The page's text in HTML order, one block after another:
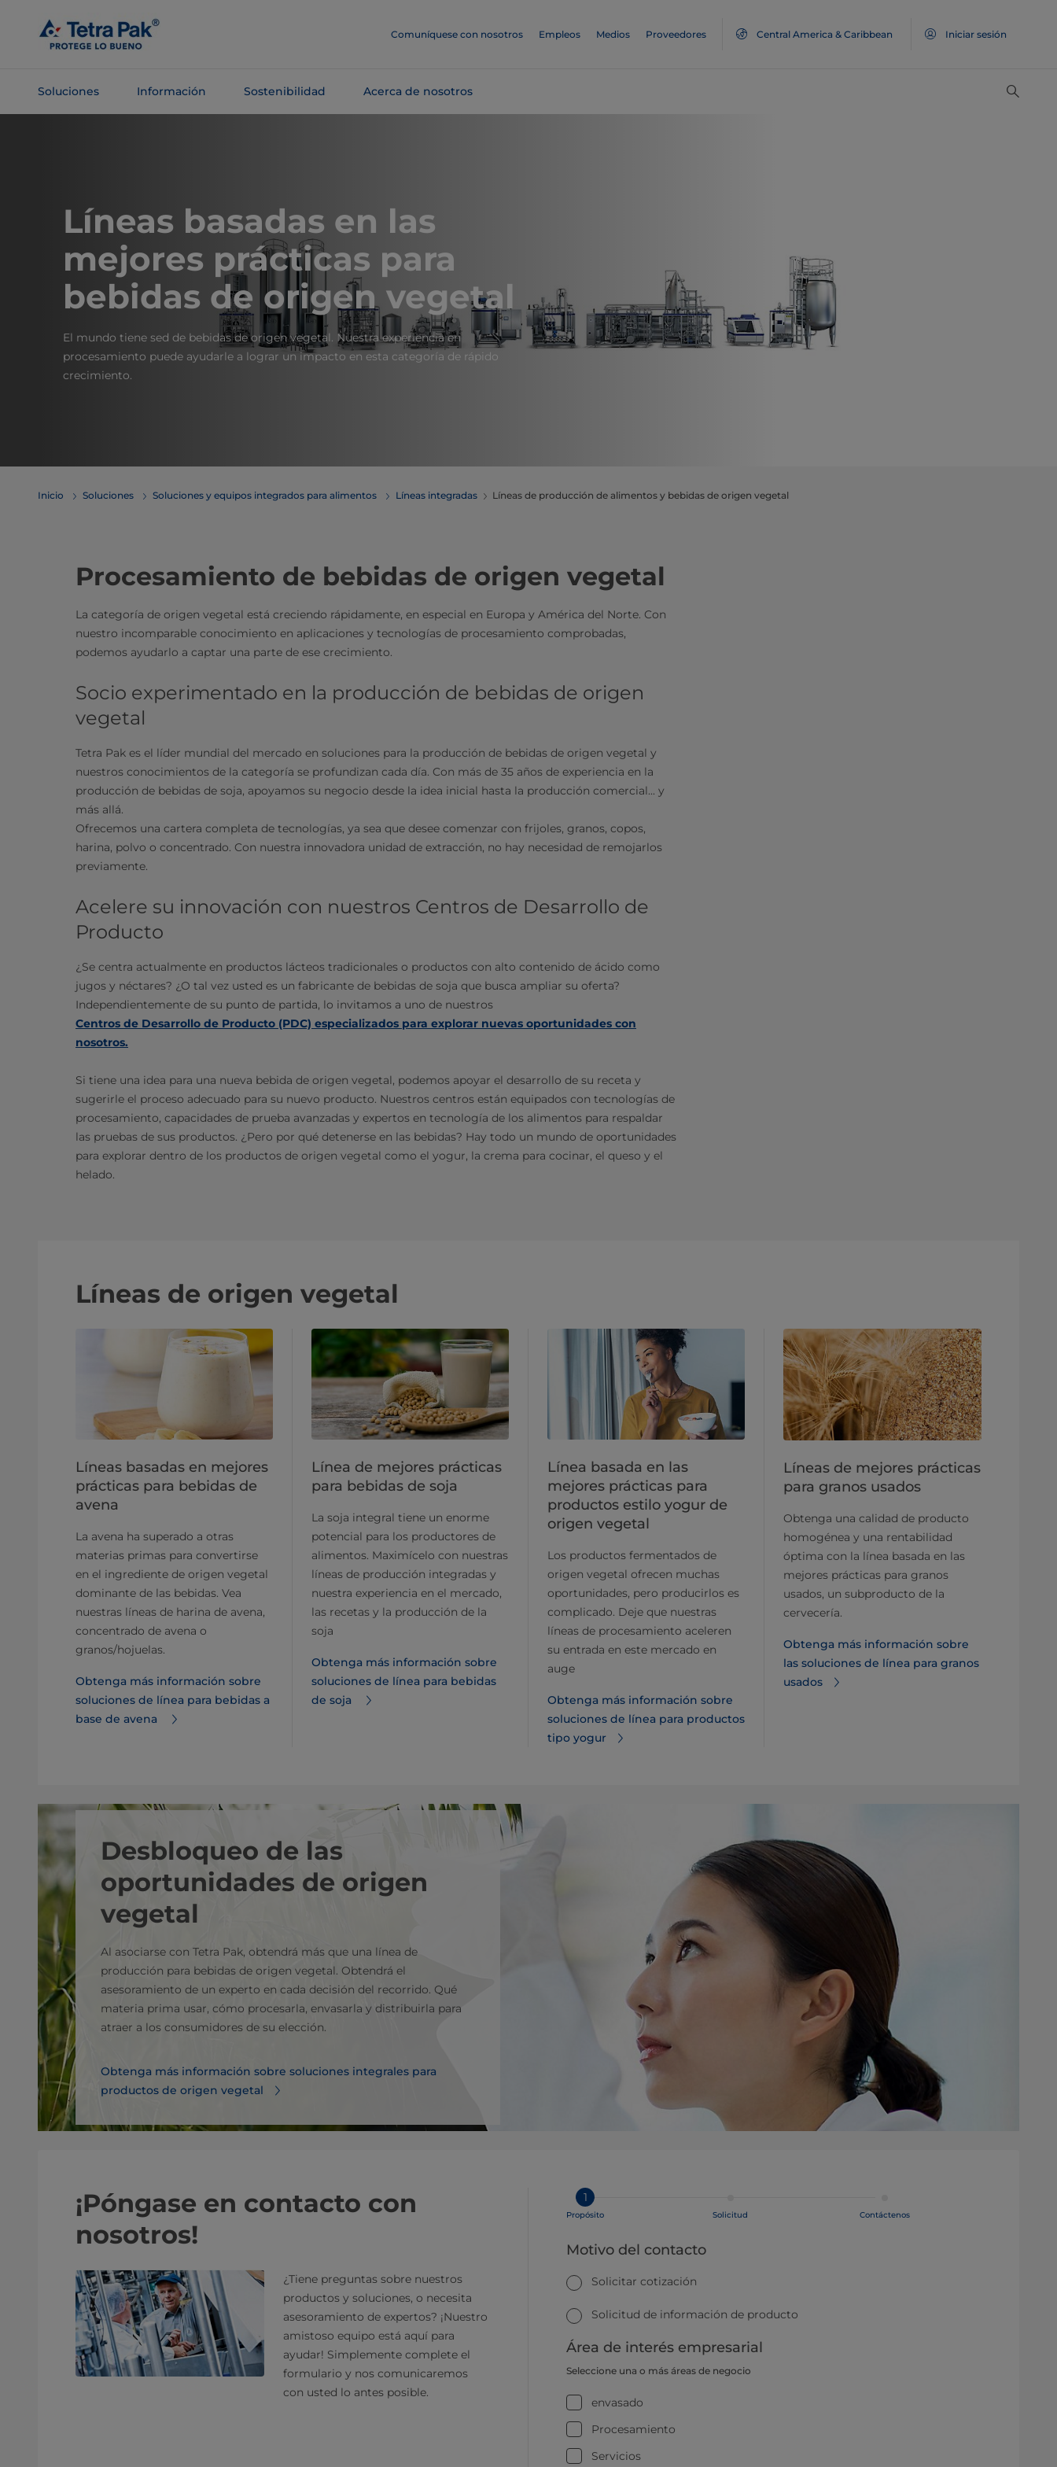
contenido
principal
Comuníquese con nosotros Empleos Medios Proveedores Central America & Caribbean Iniciar sesión
Soluciones Información Sostenibilidad Acerca de nosotros
Líneas basadas en las
mejores prácticas para
bebidas de origen vegetal
El mundo tiene sed de bebidas de origen vegetal. Nuestra experiencia en
procesamiento puede ayudarle a lograr un impacto en esta categoría de rápido
crecimiento.
Inicio Soluciones Soluciones y equipos integrados para alimentos Líneas integradas Líneas de producción de alimentos y bebidas de origen vegetal
Procesamiento de bebidas de origen vegetal
La categoría de origen vegetal está creciendo rápidamente, en especial en Europa y América del Norte. Con
nuestro incomparable conocimiento en aplicaciones y tecnologías de procesamiento comprobadas,
podemos ayudarlo a captar una parte de ese crecimiento.​​
Socio experimentado en la producción de bebidas de origen
vegetal
Tetra Pak es el líder mundial del mercado en soluciones para la producción de bebidas de origen vegetal y
nuestros conocimientos de la categoría se profundizan cada día. Con más de 35 años de experiencia en la
producción de bebidas de soja, apoyamos su negocio desde la idea inicial hasta la producción comercial... y
más allá.
Ofrecemos una cartera completa de tecnologías, ya sea que desee comenzar con frijoles, granos, copos,
harina, polvo o concentrado. Con nuestra innovadora unidad de extracción, no hay necesidad de remojarlos
previamente.
Acelere su innovación con nuestros Centros de Desarrollo de
Producto
¿Se centra actualmente en productos lácteos tradicionales o productos con alto contenido de ácido como
jugos y néctares? ¿O tal vez usted es un fabricante de bebidas de soja que busca ampliar su oferta?
Independientemente de su punto de partida, lo invitamos a uno de nuestros
Centros de Desarrollo de Producto (PDC) especializados para explorar nuevas oportunidades con
nosotros.​
Si tiene una idea para una nueva bebida de origen vegetal, podemos apoyar el desarrollo de su receta y
sugerirle el proceso adecuado para su nuevo producto. Nuestros centros están equipados con tecnologías de
procesamiento, capacidades de prueba avanzadas y expertos en tecnología de los alimentos para respaldar
las pruebas de sus productos. ¿Pero por qué detenerse en las bebidas? Hay todo un mundo de oportunidades
para explorar dentro de los productos de origen vegetal como el yogur, la crema para cocinar, el queso y el
helado.​​
Líneas de origen vegetal
Líneas basadas en mejores
prácticas para bebidas de
avena
La avena ha superado a otras
materias primas para convertirse
en el ingrediente de origen vegetal
dominante de las bebidas. Vea
nuestras líneas de harina de avena,
concentrado de avena o
granos/hojuelas.
Obtenga más información sobre
soluciones de línea para bebidas a
base de avena
Línea de mejores prácticas
para bebidas de soja
La soja integral tiene un enorme
potencial para los productores de
alimentos. Maximícelo con nuestras
líneas de producción integradas y
nuestra experiencia en el mercado,
las recetas y la producción de la
soja
Obtenga más información sobre
soluciones de línea para bebidas
de soja
Línea basada en las
mejores prácticas para
productos estilo yogur de
origen vegetal
Los productos fermentados de
origen vegetal ofrecen muchas
oportunidades, pero producirlos es
complicado. Deje que nuestras
líneas de procesamiento aceleren
su entrada en este mercado en
auge
Obtenga más información sobre
soluciones de línea para productos
tipo yogur
Líneas de mejores prácticas
para granos usados
Obtenga una calidad de producto
homogénea y una rentabilidad
óptima con la línea basada en las
mejores prácticas para granos
usados, un subproducto de la
cervecería.
Obtenga más información sobre
las soluciones de línea para granos
usados
Desbloqueo de las
oportunidades de origen
vegetal
Al asociarse con Tetra Pak, obtendrá más que una línea de
producción para bebidas de origen vegetal. Obtendrá el
asesoramiento de un experto en cada decisión del recorrido. Qué
materia prima usar, cómo procesarla, envasarla y distribuirla para
atraer a los consumidores de su elección.
Obtenga más información sobre soluciones integrales para
productos de origen vegetal
¡Póngase en contacto con
nosotros!
¿Tiene preguntas sobre nuestros
productos y soluciones, o necesita
asesoramiento de expertos? ¡Nuestro
amistoso equipo está aquí para
ayudar! Simplemente complete el
formulario y nos comunicaremos
con usted lo antes posible.
1
Propósito Solicitud Contáctenos
Motivo del contacto
Solicitar cotización
Solicitud de información de producto
Área de interés empresarial
Seleccione una o más áreas de negocio
envasado
Procesamiento
Servicios